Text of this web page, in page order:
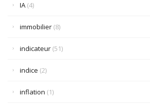
IA (4)
immobilier (8)
indicateur (51)
indice (2)
inflation (1)